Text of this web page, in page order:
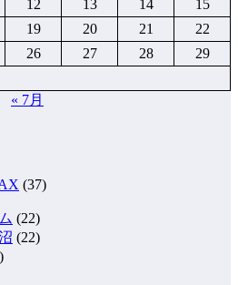
12 13 14
15
19 20 21
22
26 27 28
29
« 7月
(37)
(22)
(22)